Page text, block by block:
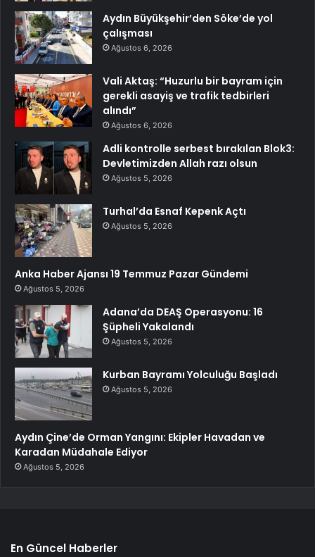
Aydın Büyükşehir’den Söke’de yol
çalışması
Ağustos 6, 2026
Vali Aktaş: “Huzurlu bir bayram için
gerekli asayiş ve trafik tedbirleri
alındı”
Ağustos 6, 2026
Adli kontrolle serbest bırakılan Blok3:
Devletimizden Allah razı olsun
Ağustos 5, 2026
Turhal’da Esnaf Kepenk Açtı
Ağustos 5, 2026
Anka Haber Ajansı 19 Temmuz Pazar Gündemi
Ağustos 5, 2026
Adana’da DEAŞ Operasyonu: 16
Şüpheli Yakalandı
Ağustos 5, 2026
Kurban Bayramı Yolculuğu Başladı
Ağustos 5, 2026
Aydın Çine’de Orman Yangını: Ekipler Havadan ve
Karadan Müdahale Ediyor
Ağustos 5, 2026
En Güncel Haberler